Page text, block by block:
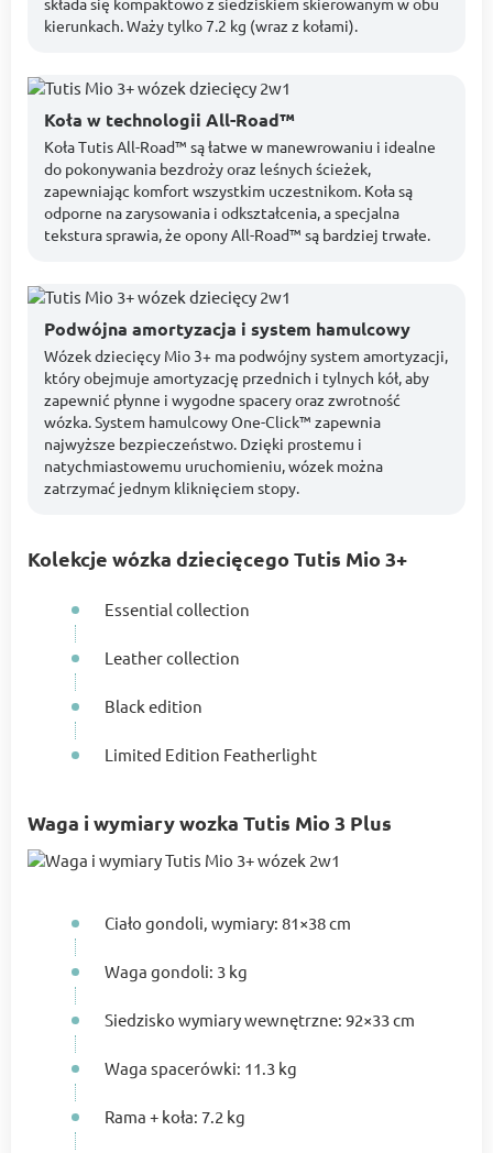
kierunkach. Waży tylko 7.2 kg (wraz z kołami).
Koła w technologii All-Road™
Koła Tutis All-Road™ są łatwe w manewrowaniu i idealne
do pokonywania bezdroży oraz leśnych ścieżek,
zapewniając komfort wszystkim uczestnikom. Koła są
odporne na zarysowania i odkształcenia, a specjalna
tekstura sprawia, że opony All-Road™ są bardziej trwałe.
Podwójna amortyzacja i system hamulcowy
Wózek dziecięcy Mio 3+ ma podwójny system amortyzacji,
który obejmuje amortyzację przednich i tylnych kół, aby
zapewnić płynne i wygodne spacery oraz zwrotność
wózka. System hamulcowy One-Click™ zapewnia
najwyższe bezpieczeństwo. Dzięki prostemu i
natychmiastowemu uruchomieniu, wózek można
zatrzymać jednym kliknięciem stopy.
Kolekcje wózka dziecięcego Tutis Mio 3+
Essential collection
Leather collection
Black edition
Limited Edition Featherlight
Waga i wymiary wozka Tutis Mio 3 Plus
Ciało gondoli, wymiary: 81×38 cm
Waga gondoli: 3 kg
Siedzisko wymiary wewnętrzne: 92×33 cm
Waga spacerówki: 11.3 kg
Rama + koła: 7.2 kg